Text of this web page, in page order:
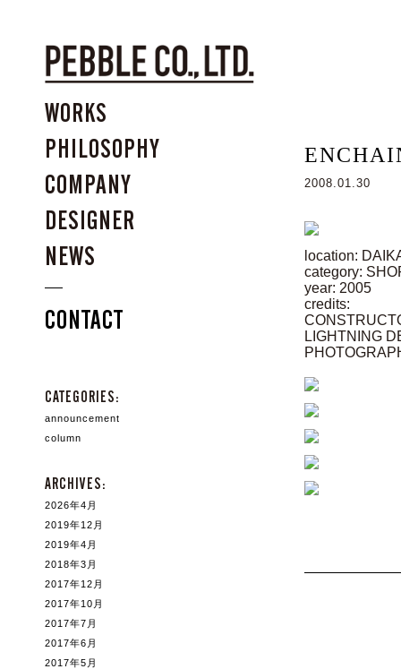
WORKS
PHILOSOPHY
COMPANY
DESIGNER
NEWS
CONTACT
CATEGORIES:
announcement
column
ARCHIVES:
2026年4月
2019年12月
2019年4月
2018年3月
2017年12月
2017年10月
2017年7月
2017年6月
2017年5月
2008.01.30
location:
category:
year: 2005
credits:
LIGHTNING